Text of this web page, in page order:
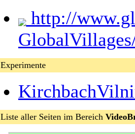
http://
Experimente
Liste aller Seiten im Bereich